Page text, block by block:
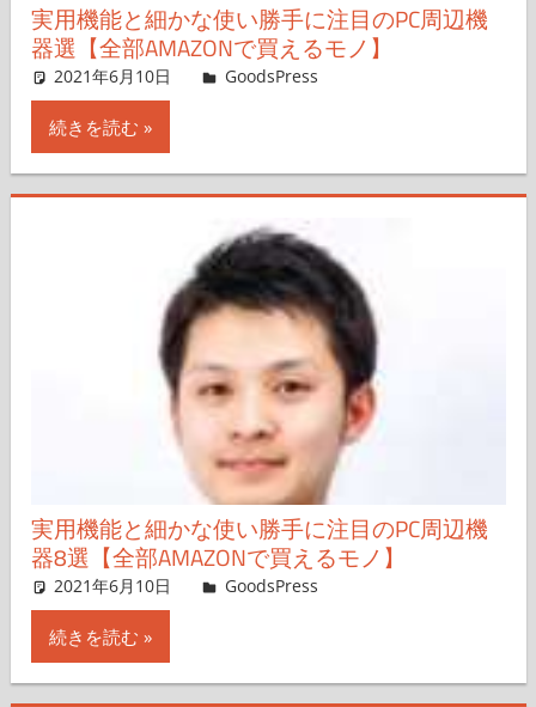
実用機能と細かな使い勝手に注目のPC周辺機
器選【全部AMAZONで買えるモノ】
2021年6月10日 ＆GP
GoodsPress
続きを読む
実用機能と細かな使い勝手に注目のPC周辺機
器8選【全部AMAZONで買えるモノ】
2021年6月10日 ＆GP
GoodsPress
続きを読む